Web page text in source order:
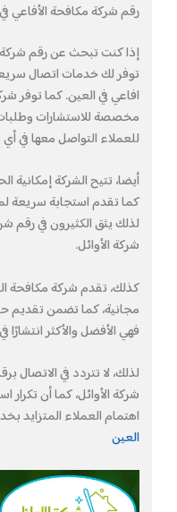
رقم شركة مكافحة الأفاعي في
إذا كنت تبحث عن رقم شركة
توفر لك خدمات اتصال
افاعي في العين. كما توفر
مخصصة للاستشارات وطلبات
للعملاء التواصل معها في
أيضا، تتيح الشركة إمكانية
كما تقدم استجابة سريعة
لذلك يثق الكثيرون في رقم
شركة الأوائل.
كذلك، تقدم شركة مكافحة
مجانية، كما تضمن تقديم
فهي الأفضل والأكثر انتشارًا
لذلك، لا تتردد في الاتصال
شركة الأوائل، كما أن
اهتمام العملاء المتزايد
العين